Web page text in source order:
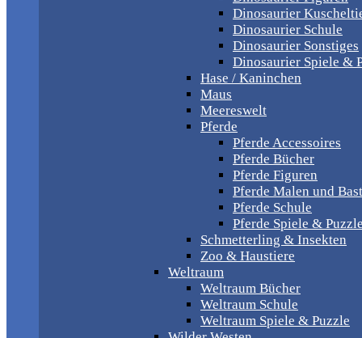
Dinosaurier
Dinosaurier Schule
Dinosaurier Sonstiges
Dinosaurier Spiele &
Hase / Kaninchen
Maus
Meereswelt
Pferde
Pferde Accessoires
Pferde Bücher
Pferde Figuren
Pferde Malen und
Pferde Schule
Pferde Spiele & Puzzle
Schmetterling & Insekten
Zoo & Haustiere
Weltraum
Weltraum Bücher
Weltraum Schule
Weltraum Spiele & Puzzle